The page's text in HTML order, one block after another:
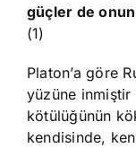
güçler de
(1)
Platon’a göre
yüzüne
kötülüğünün
kendisinde,